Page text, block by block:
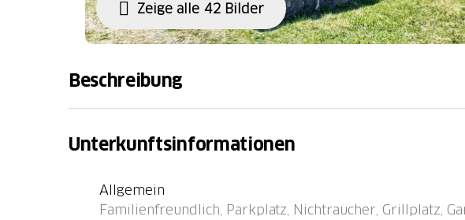
Zeige alle 42 Bilder
Beschreibung
"Rustico Montanara", 1'130 m.ü.M., umgeben von Wiesen. 2
im Grünen. Zur Alleinbenutzung: naturbelassenes Grundstück
lange Zufahrt bis zum Haus (Naturweg, Bergstrasse).
Unterkunftsinformationen
Allgemein
Familienfreundlich, Parkplatz, Nichtraucher, Grillplatz,